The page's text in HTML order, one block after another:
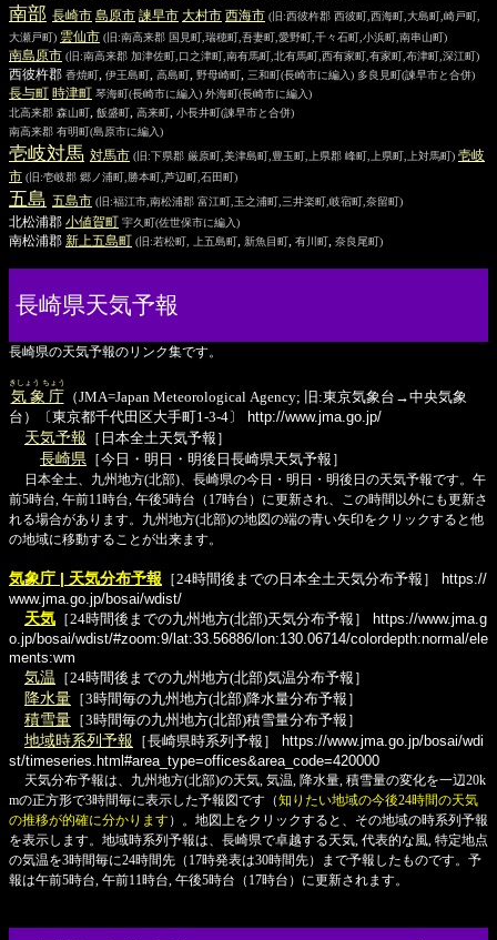
南部 長崎市 島原市 諫早市 大村市 西海市 (旧:西彼杵郡 西彼町,西海町,大島町,崎戸町,
大瀬戸町) 雲仙市 (旧:南高来郡 国見町,瑞穂町,吾妻町,愛野町,千々石町,小浜町,南串山町)
南島原市 (旧:南高来郡 加津佐町,口之津町,南有馬町,北有馬町,西有家町,有家町,布津町,深江町)
西彼杵郡 香焼町 伊王島町 高島町 野母崎町 三和町(長崎市に編入) 多良見町(諫早市と合併)
長与町 時津町 琴海町(長崎市に編入) 外海町(長崎市に編入)
北高来郡 森山町 飯盛町 高来町 小長井町(諫早市と合併)
南高来郡 有明町(島原市に編入)
壱岐対馬 対馬市 (旧:下県郡 厳原町,美津島町,豊玉町,上県郡 峰町,上県町,上対馬町) 壱岐
市 (旧:壱岐郡 郷ノ浦町,勝本町,芦辺町,石田町)
五島 五島市 (旧:福江市,南松浦郡 富江町,玉之浦町,三井楽町,岐宿町,奈留町)
北松浦郡 小値賀町 宇久町(佐世保市に編入)
南松浦郡 新上五島町 (旧:若松町, 上五島町 新魚目町 有川町 奈良尾町)
長崎県天気予報
長崎県の天気予報のリンク集です。
気象庁
きしょう ちょう
（JMA=Japan Meteorological Agency; 旧:東京気象台→中央気象
台）〔東京都千代田区大手町1-3-4〕
http://www.jma.go.jp/
天気予報 ［日本全土天気予報］
長崎県 ［今日・明日・明後日長崎県天気予報］
日本全土、九州地方(北部)、長崎県の今日・明日・明後日の天気予報です。午
前5時台, 午前11時台, 午後5時台（17時台）に更新され、この時間以外にも更新さ
れる場合があります。九州地方(北部)の地図の端の青い矢印をクリックすると他
の地域に移動することが出来ます。
気象庁 | 天気分布予報 ［24時間後までの日本全土天気分布予報］
https://
www.jma.go.jp/bosai/wdist/
天気 ［24時間後までの九州地方(北部)天気分布予報］
https://www.jma.g
o.jp/bosai/wdist/#zoom:9/lat:33.56886/lon:130.06714/colordepth:normal/ele
ments:wm
気温 ［24時間後までの九州地方(北部)気温分布予報］
降水量 ［3時間毎の九州地方(北部)降水量分布予報］
積雪量 ［3時間毎の九州地方(北部)積雪量分布予報］
地域時系列予報 ［長崎県時系列予報］
https://www.jma.go.jp/bosai/wdi
st/timeseries.html#area_type=offices&area_code=420000
天気分布予報は、九州地方(北部)の天気, 気温, 降水量, 積雪量の変化を一辺20k
mの正方形で3時間毎に表示した予報図です（知りたい地域の今後24時間の天気
の推移が的確に分かります）。地図上をクリックすると、その地域の時系列予報
を表示します。地域時系列予報は、長崎県で卓越する天気, 代表的な風, 特定地点
の気温を3時間毎に24時間先（17時発表は30時間先）まで予報したものです。予
報は午前5時台, 午前11時台, 午後5時台（17時台）に更新されます。